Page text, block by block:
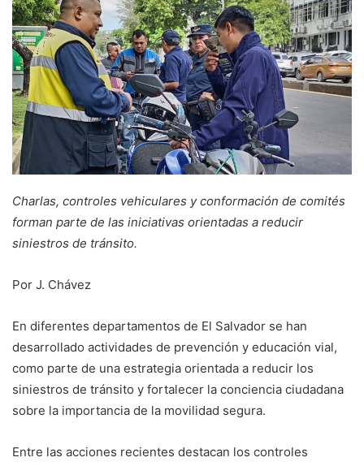
Charlas, controles vehiculares y conformación de comités
forman parte de las iniciativas orientadas a reducir
siniestros de tránsito.
Por J. Chávez
En diferentes departamentos de El Salvador se han
desarrollado actividades de prevención y educación vial,
como parte de una estrategia orientada a reducir los
siniestros de tránsito y fortalecer la conciencia ciudadana
sobre la importancia de la movilidad segura.
Entre las acciones recientes destacan los controles